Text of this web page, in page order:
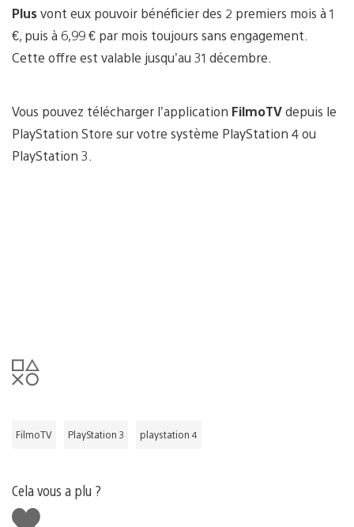
Plusvont eux pouvoir bénéficier des 2 premiers mois à 1
€, puis à 6,99 € par mois toujours sans engagement.
Cette offre est valable jusqu’au 31 décembre.
Vous pouvez télécharger l’application FilmoTVdepuis le
PlayStation Store sur votre système PlayStation 4 ou
PlayStation 3.
FilmoTV PlayStation 3 playstation 4
Cela vous a plu ?
J'aime